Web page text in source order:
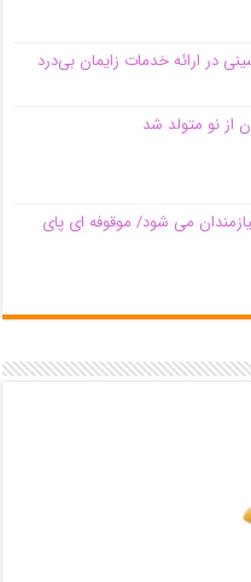
از نو متولد شد
می شود/ موقوفه ای پای